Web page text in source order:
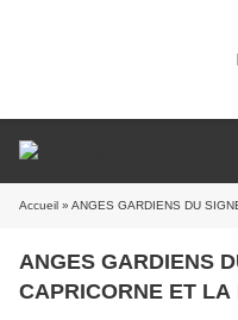
Accueil » ANGES GARDIENS DU SIGNE
ANGES GARDIENS
CAPRICORNE ET LA